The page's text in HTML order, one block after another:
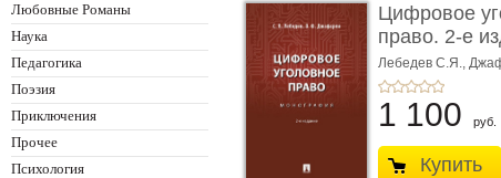
Любовные Романы
Наука
Педагогика
Поэзия
Приключения
Прочее
Психология
Цифровое
право. 2-е
Монограф ...
Лебедев С.Я.,
1 100 руб.
Купить